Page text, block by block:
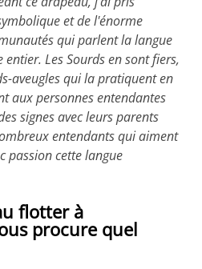
et de l'énorme
qui parlent la langue
Les Sourds en sont fiers,
aveugles qui la pratiquent en
aux personnes entendantes
signes avec leurs parents
entendants qui aiment
passion cette langue
flotter à
procure quel